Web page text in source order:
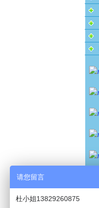
请您留言
杜小姐13829260875